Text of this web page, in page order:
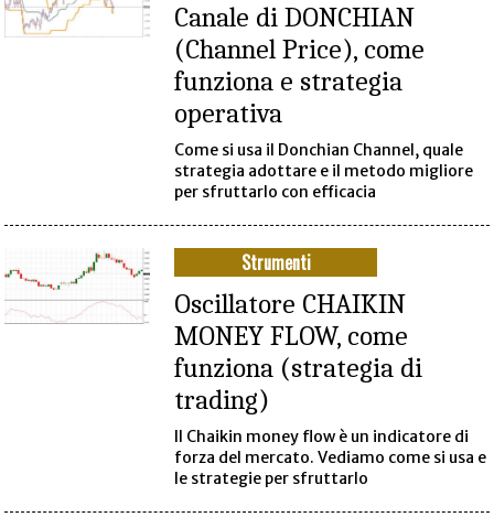
Canale di DONCHIAN
(Channel Price), come
funziona e strategia
operativa
Come si usa il Donchian Channel, quale
strategia adottare e il metodo migliore
per sfruttarlo con efficacia
Strumenti
Oscillatore CHAIKIN
MONEY FLOW, come
funziona (strategia di
trading)
Il Chaikin money flow è un indicatore di
forza del mercato. Vediamo come si usa e
le strategie per sfruttarlo